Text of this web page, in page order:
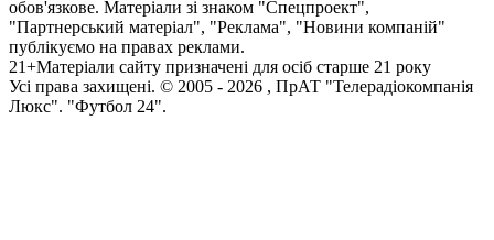
обов'язкове. Матеріали зі знаком "Спецпроект",
"Партнерський матеріал", "Реклама", "Новини компаній"
публікуємо на правах реклами.
21+Матеріали сайту призначені для осіб старше 21 року
Усi права захищенi. © 2005 - 2026 , ПрАТ "Телерадіокомпанія
Люкс". "Футбол 24".